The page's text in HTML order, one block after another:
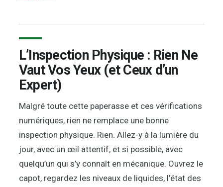
L’Inspection Physique : Rien Ne
Vaut Vos Yeux (et Ceux d’un
Expert)
Malgré toute cette paperasse et ces vérifications
numériques, rien ne remplace une bonne
inspection physique. Rien. Allez-y à la lumière du
jour, avec un œil attentif, et si possible, avec
quelqu’un qui s’y connaît en mécanique. Ouvrez le
capot, regardez les niveaux de liquides, l’état des